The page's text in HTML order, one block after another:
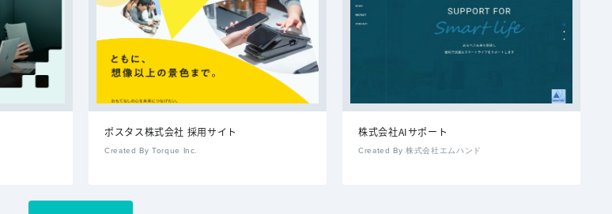
ポスタス株式会社 採用サイト
Created By Torque Inc.
株式会社AIサポート
Created By 株式会社エムハンド